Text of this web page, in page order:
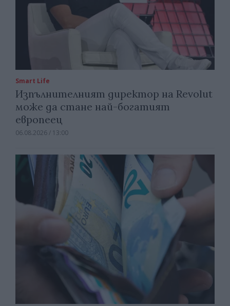
Smart Life
Изпълнителният директор на Revolut
може да стане най-богатият
европеец
06.08.2026 / 13:00